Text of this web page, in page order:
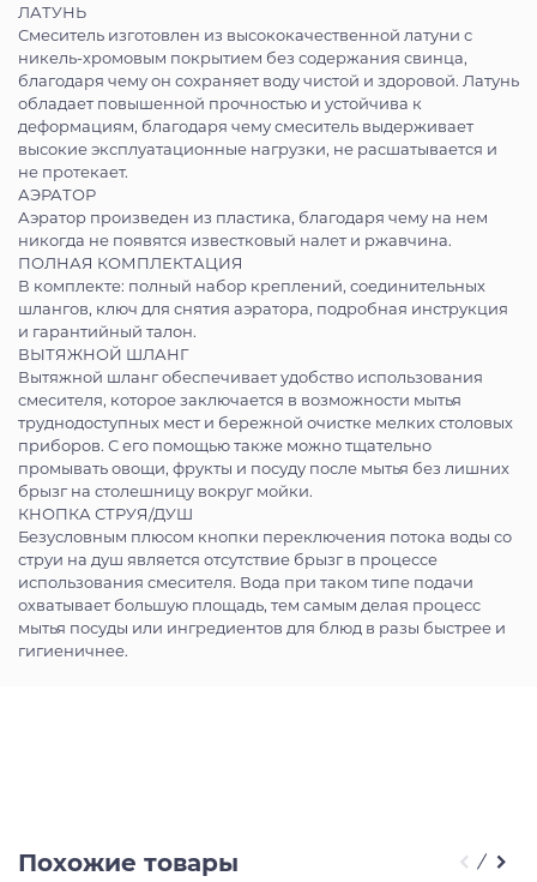
ЛАТУНЬ
Смеситель изготовлен из высококачественной латуни с
никель-хромовым покрытием без содержания свинца,
благодаря чему он сохраняет воду чистой и здоровой. Латунь
обладает повышенной прочностью и устойчива к
деформациям, благодаря чему смеситель выдерживает
высокие эксплуатационные нагрузки, не расшатывается и
не протекает.
АЭРАТОР
Аэратор произведен из пластика, благодаря чему на нем
никогда не появятся известковый налет и ржавчина.
ПОЛНАЯ КОМПЛЕКТАЦИЯ
В комплекте: полный набор креплений, соединительных
шлангов, ключ для снятия аэратора, подробная инструкция
и гарантийный талон.
ВЫТЯЖНОЙ ШЛАНГ
Вытяжной шланг обеспечивает удобство использования
смесителя, которое заключается в возможности мытья
труднодоступных мест и бережной очистке мелких столовых
приборов. С его помощью также можно тщательно
промывать овощи, фрукты и посуду после мытья без лишних
брызг на столешницу вокруг мойки.
КНОПКА СТРУЯ/ДУШ
Безусловным плюсом кнопки переключения потока воды со
струи на душ является отсутствие брызг в процессе
использования смесителя. Вода при таком типе подачи
охватывает большую площадь, тем самым делая процесс
мытья посуды или ингредиентов для блюд в разы быстрее и
гигиеничнее.
Похожие товары